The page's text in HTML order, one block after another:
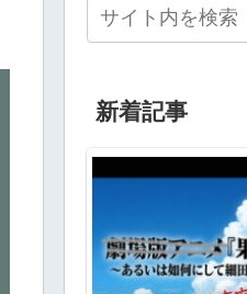
新着記事